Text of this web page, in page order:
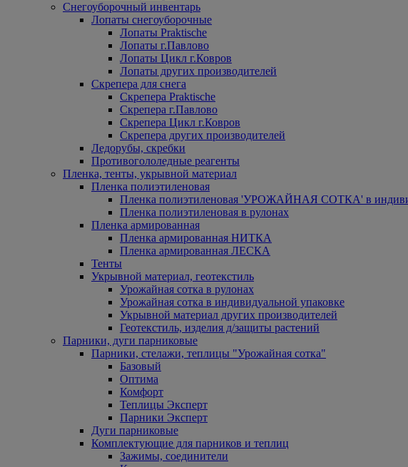
Снегоуборочный инвентарь
Лопаты снегоуборочные
Лопаты Praktische
Лопаты г.Павлово
Лопаты Цикл г.Ковров
Лопаты других производителей
Скрепера для снега
Скрепера Praktische
Скрепера г.Павлово
Скрепера Цикл г.Ковров
Скрепера других производителей
Ледорубы, скребки
Противогололедные реагенты
Пленка, тенты, укрывной материал
Пленка полиэтиленовая
Пленка полиэтиленовая 'УРОЖАЙНАЯ СОТКА' в
Пленка полиэтиленовая в рулонах
Пленка армированная
Пленка армированная НИТКА
Пленка армированная ЛЕСКА
Тенты
Укрывной материал, геотекстиль
Урожайная сотка в рулонах
Урожайная сотка в индивидуальной упаковке
Укрывной материал других производителей
Геотекстиль, изделия д/защиты растений
Парники, дуги парниковые
Парники, стелажи, теплицы "Урожайная сотка"
Базовый
Оптима
Комфорт
Теплицы Эксперт
Парники Эксперт
Дуги парниковые
Комплектующие для парников и теплиц
Зажимы, соединители